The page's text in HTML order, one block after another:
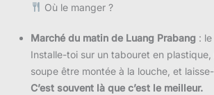
Où le manger ?
Marché du matin de Luang Prabang :
Installe-toi sur un tabouret en plastique,
soupe être montée à la louche, et
C’est souvent là que c’est le meilleur.